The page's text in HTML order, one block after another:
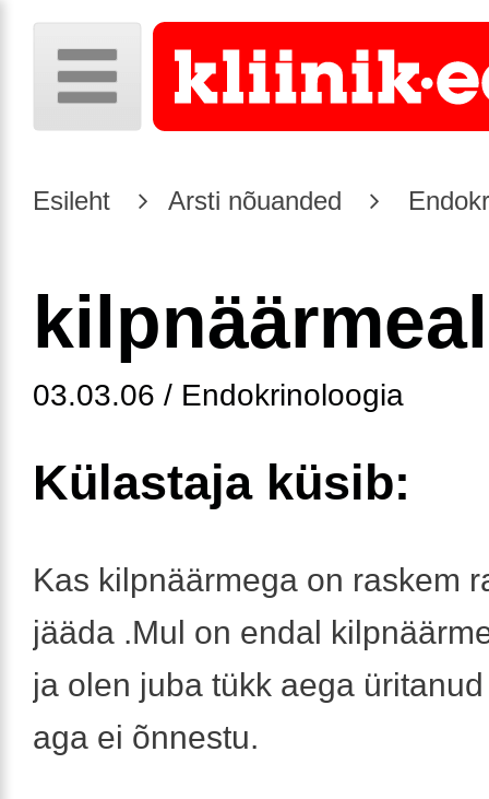
Esileht Arsti nõuanded
03.03.06 / Endokrinoloogia
Külastaja küsib:
Kas kilpnäärmega on raskem
jääda .Mul on endal
ja olen juba tükk aega
aga ei õnnestu.